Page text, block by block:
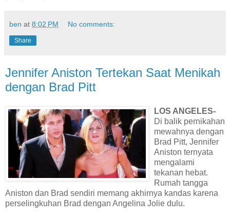
ben at 8:02 PM No comments:
Share
Jennifer Aniston Tertekan Saat Menikah
dengan Brad Pitt
LOS ANGELES-
Di balik pernikahan
mewahnya dengan
Brad Pitt, Jennifer
Aniston ternyata
mengalami
tekanan hebat.
Rumah tangga
Aniston dan Brad sendiri memang akhirnya kandas karena
perselingkuhan Brad dengan Angelina Jolie dulu.